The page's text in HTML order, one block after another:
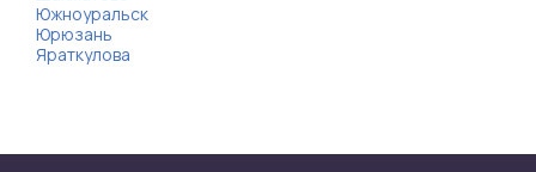
Южноуральск
Юрюзань
Яраткулова